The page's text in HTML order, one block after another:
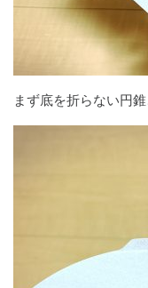
まず底を折らない円